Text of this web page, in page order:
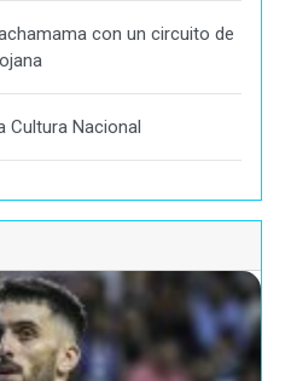
con un circuito de
Cultura Nacional